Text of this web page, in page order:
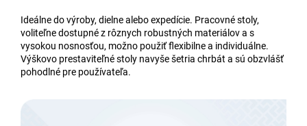
Ideálne do výroby, dielne alebo expedície. Pracovné stoly,
voliteľne dostupné z rôznych robustných materiálov a s
vysokou nosnosťou, možno použiť flexibilne a individuálne.
Výškovo prestaviteľné stoly navyše šetria chrbát a sú obzvlášť
pohodlné pre používateľa.